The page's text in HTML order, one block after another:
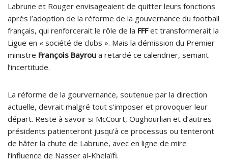
Labrune et Rouger envisageaient de quitter leurs fonctions
après l’adoption de la réforme de la gouvernance du football
français, qui renforcerait le rôle de la FFFet transformerait la
Ligue en « société de clubs ». Mais la démission du Premier
ministre François Bayrou a retardé ce calendrier, semant
l’incertitude.
La réforme de la gourvernance, soutenue par la direction
actuelle, devrait malgré tout s’imposer et provoquer leur
départ. Reste à savoir si McCourt, Oughourlian et d’autres
présidents patienteront jusqu’à ce processus ou tenteront
de hâter la chute de Labrune, avec en ligne de mire
l’influence de Nasser al-Khelaïfi.